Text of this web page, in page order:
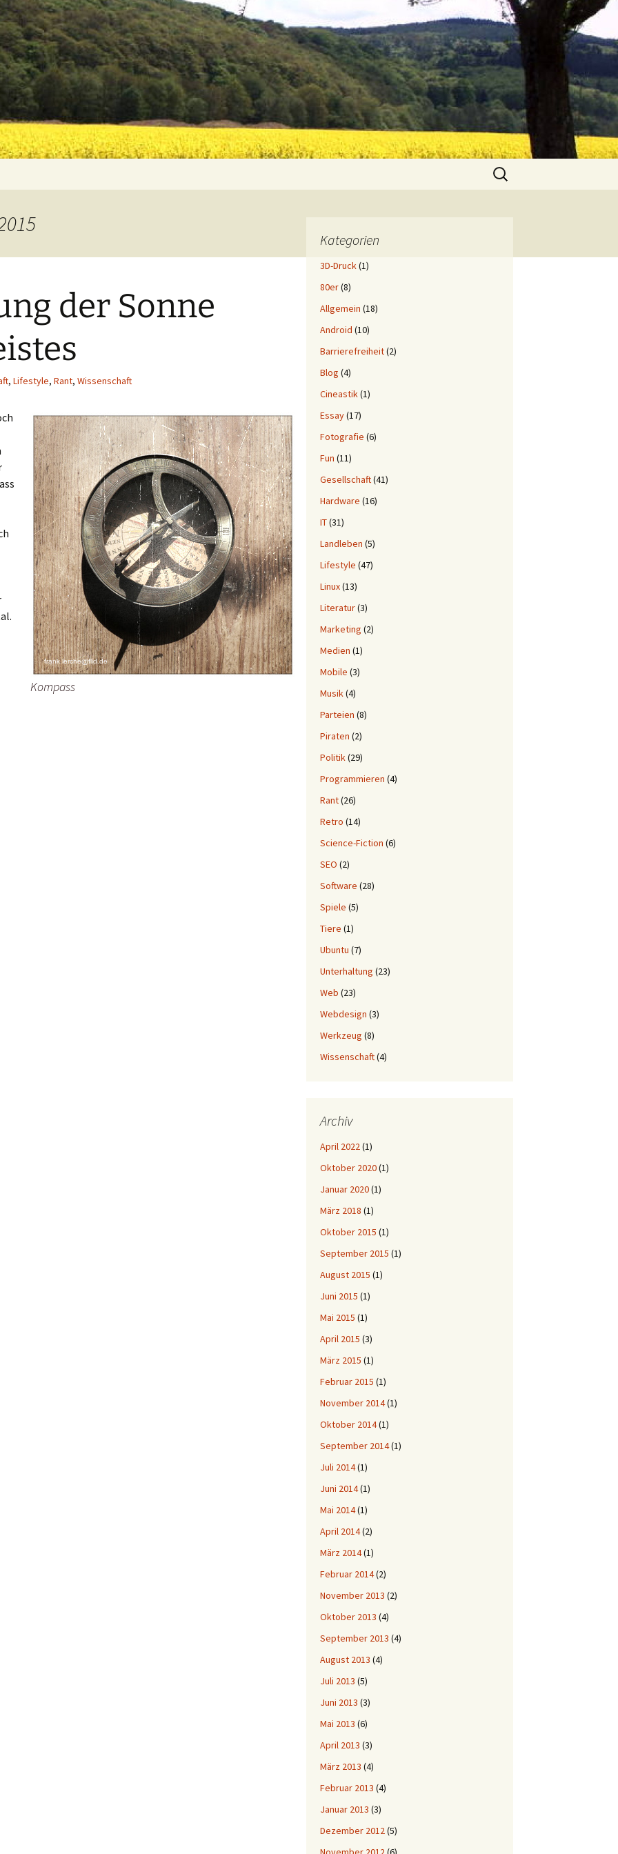
Suchen
nach:
der Sonne
, Lifestyle, Rant, Wissenschaft
Kompass
Kategorien
3D-Druck(1)
80er(8)
Allgemein (18)
Android (10)
Barrierefreiheit(2)
Blog (4)
Cineastik(1)
Essay(17)
Fotografie (6)
Fun (11)
Gesellschaft(41)
Hardware (16)
IT(31)
Landleben (5)
Lifestyle (47)
Linux(13)
Literatur(3)
Marketing (2)
Medien (1)
Mobile (3)
Musik(4)
Parteien (8)
Piraten (2)
Politik(29)
Programmieren (4)
Rant(26)
Retro (14)
Science-Fiction (6)
SEO (2)
Software (28)
Spiele (5)
Tiere (1)
Ubuntu (7)
Unterhaltung (23)
Web (23)
Webdesign (3)
Werkzeug (8)
Wissenschaft(4)
Archiv
April 2022(1)
Oktober 2020(1)
Januar 2020(1)
März 2018 (1)
Oktober 2015 (1)
September 2015 (1)
August 2015 (1)
Juni 2015 (1)
Mai 2015 (1)
April 2015 (3)
März 2015 (1)
Februar 2015 (1)
November 2014(1)
Oktober 2014(1)
September 2014(1)
Juli 2014(1)
Juni 2014(1)
Mai 2014(1)
April 2014(2)
März 2014(1)
Februar 2014(2)
November 2013 (2)
Oktober 2013 (4)
September 2013 (4)
August 2013 (4)
Juli 2013 (5)
Juni 2013 (3)
Mai 2013 (6)
April 2013 (3)
März 2013 (4)
Februar 2013 (4)
Januar 2013 (3)
Dezember 2012(5)